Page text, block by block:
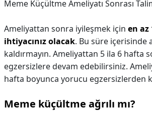
Meme Küçültme Ameliyatı Sonrası
Ameliyattan sonra iyileşmek için en az
ihtiyacınız olacak. Bu süre içerisinde
kaldırmayın. Ameliyattan 5 ila 6 hafta
egzersizlere devam edebilirsiniz.
hafta boyunca yorucu egzersizlerden
Meme küçültme ağrılı mı?